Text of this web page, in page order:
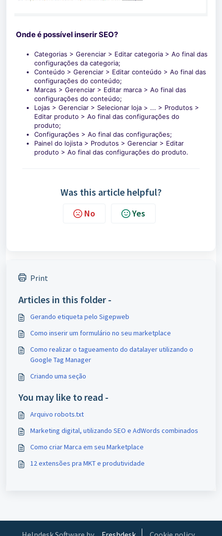
Onde é possível inserir SEO?
Categorias > Gerenciar > Editar categoria > Ao final das
configurações da categoria;
Conteúdo > Gerenciar > Editar conteúdo > Ao final das
configurações do conteúdo;
Marcas > Gerenciar > Editar marca > Ao final das
configurações do conteúdo;
Lojas > Gerenciar > Selecionar loja > ... > Produtos >
Editar produto > Ao final das configurações do
produto;
Configurações > Ao final das configurações;
Painel do lojista > Produtos > Gerenciar > Editar
produto > Ao final das configurações do produto.
Was this article helpful?
No Yes
Print
Articles in this folder -
Gerando etiqueta pelo Sigepweb
Como inserir um formulário no seu marketplace
Como realizar o tagueamento do datalayer utilizando o
Google Tag Manager
Criando uma seção
You may like to read -
Arquivo robots.txt
Marketing digital, utilizando SEO e AdWords combinados
Como criar Marca em seu Marketplace
12 extensões pra MKT e produtividade